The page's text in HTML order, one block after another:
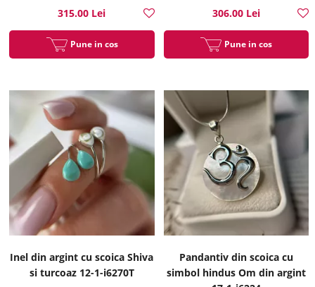
315.00 Lei
Pune in cos
306.00 Lei
Pune in cos
Inel din argint cu scoica Shiva
si turcoaz 12-1-i6270T
Pandantiv din scoica cu
simbol hindus Om din argint